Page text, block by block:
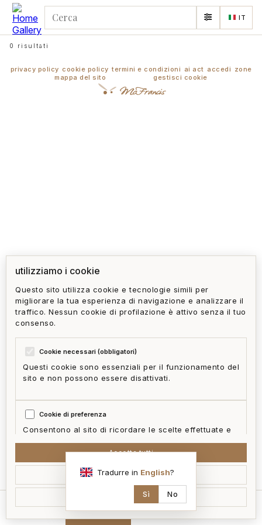
IT
0 risultati
McFrancis
privacy policy cookie policy termini e condizioni ai act accedi zone
mappa del sito
gestisci cookie
utilizziamo i cookie
Questo sito utilizza cookie e tecnologie simili per
migliorare la tua esperienza di navigazione e analizzare il
traffico. Nessun cookie di profilazione è attivo senza il tuo
consenso.
Cookie necessari (obbligatori)
Questi cookie sono essenziali per il funzionamento del
sito e non possono essere disattivati.
Cookie di preferenza
Consentono al sito di ricordare le scelte effettuate e
Cookie statistici
Aiutano a capire come i visitatori interagiscono con il
sito in forma aggregata e anonima.
Accetta tutti
Accetta selezionati
Rifiuta non essenziali
Tradurre in English?
Sì No